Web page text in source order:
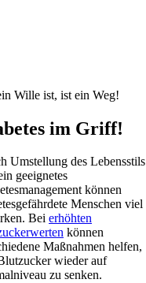
Wille ist, ist ein Weg!
im Griff!
Umstellung des Lebensstils
geeignetes
können
Menschen viel
Bei erhöhten
können
Maßnahmen helfen,
wieder auf
zu senken.